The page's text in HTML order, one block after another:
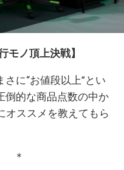
モノ頂上決戦】
に“お値段以上”とい
倒的な商品点数の中か
オススメを教えてもら
＊